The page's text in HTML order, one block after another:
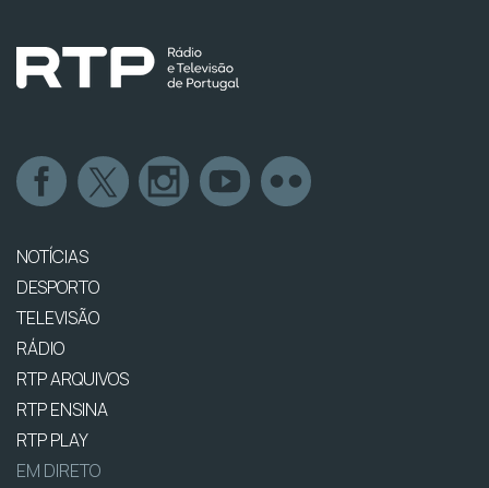
NOTÍCIAS
DESPORTO
TELEVISÃO
RÁDIO
RTP ARQUIVOS
RTP ENSINA
RTP PLAY
EM DIRETO